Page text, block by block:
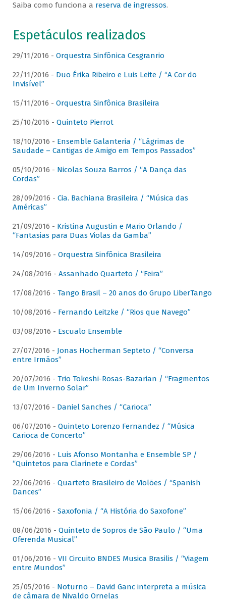
Saiba como funciona a reserva de ingressos.
Espetáculos realizados
29/11/2016 - Orquestra Sinfônica Cesgranrio
22/11/2016 - Duo Érika Ribeiro e Luis Leite / “A Cor do
Invisível”
15/11/2016 - Orquestra Sinfônica Brasileira
25/10/2016 - Quinteto Pierrot
18/10/2016 - Ensemble Galanteria / “Lágrimas de
Saudade – Cantigas de Amigo em Tempos Passados”
05/10/2016 - Nicolas Souza Barros / “A Dança das
Cordas”
28/09/2016 - Cia. Bachiana Brasileira / “Música das
Américas”
21/09/2016 - Kristina Augustin e Mario Orlando /
“Fantasias para Duas Violas da Gamba”
14/09/2016 - Orquestra Sinfônica Brasileira
24/08/2016 - Assanhado Quarteto / “Feira”
17/08/2016 - Tango Brasil – 20 anos do Grupo LiberTango
10/08/2016 - Fernando Leitzke / “Rios que Navego”
03/08/2016 - Escualo Ensemble
27/07/2016 - Jonas Hocherman Septeto / “Conversa
entre Irmãos”
20/07/2016 - Trio Tokeshi-Rosas-Bazarian / “Fragmentos
de Um Inverno Solar”
13/07/2016 - Daniel Sanches / “Carioca”
06/07/2016 - Quinteto Lorenzo Fernandez / “Música
Carioca de Concerto”
29/06/2016 - Luis Afonso Montanha e Ensemble SP /
“Quintetos para Clarinete e Cordas”
22/06/2016 - Quarteto Brasileiro de Violões / “Spanish
Dances”
15/06/2016 - Saxofonia / “A História do Saxofone”
08/06/2016 - Quinteto de Sopros de São Paulo / “Uma
Oferenda Musical”
01/06/2016 - VII Circuito BNDES Musica Brasilis / “Viagem
entre Mundos”
25/05/2016 - Noturno – David Ganc interpreta a música
de câmara de Nivaldo Ornelas